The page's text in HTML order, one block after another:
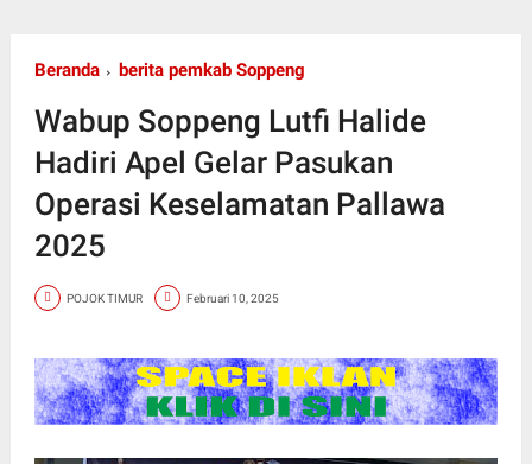
Beranda berita pemkab Soppeng
Wabup Soppeng Lutfi Halide
Hadiri Apel Gelar Pasukan
Operasi Keselamatan Pallawa
2025
POJOK TIMUR Februari 10, 2025